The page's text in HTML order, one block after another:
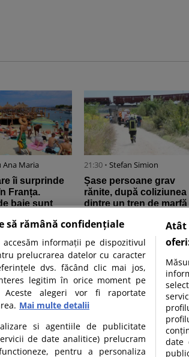
⁠Ana Maria
îi surprinde
Franța.
baie sunt
21:30 • Stefan Simion
Șase persoane grav
rănite, după coliziunea
dintre un tren de marfă
Croația
întâlnirea
să
Bugiu ⁠Ana Maria
Eurostat: Cererile de
în UE continuă să
să rămână confidențiale
informații pe dispozitivul
prelucrarea datelor cu caracter
dvs. făcând clic mai jos,
legitim în orice moment pe
alegeri vor fi raportate
Mai multe detalii
si agentiile de publicitate
de date analitice) prelucram
pentru a personaliza
Atât
date